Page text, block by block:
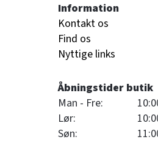
Information
Kontakt os
Find os
Nyttige links
Åbningstider butik
Man - Fre:
Lør:
Søn: